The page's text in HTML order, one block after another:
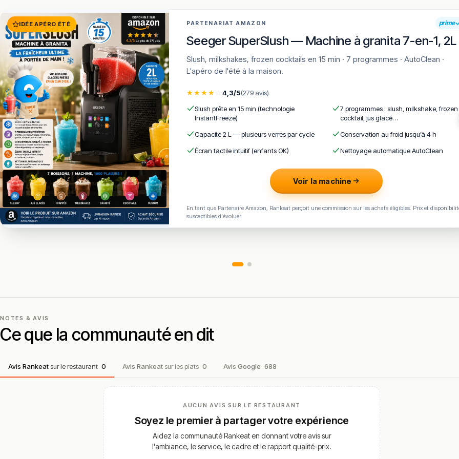
IDÉE APÉRO ÉTÉ PARTENARIAT AMAZON prime
Seeger SuperSlush — Machine à granita 7-en-1, 2L
Slush, milkshakes, frozen cocktails en 15 min · 7 programmes · AutoClean ·
L'apéro de l'été à la maison.
★★★★ ☆4,3/5(279 avis)
Slush prête en 15 min (technologie
InstantFreeze)
7 programmes : slush, milkshake, frozen
cocktail, jus glacé…
Capacité 2 L — plusieurs verres par cycle
Conservation au froid jusqu’à 4 h
Écran tactile intuitif (enfants OK)
Nettoyage automatique AutoClean
Voir la machine
En tant que Partenaire Amazon, Rankeat perçoit une commission sur les achats éligibles. Prix et
susceptibles d'évoluer.
NOTES & AVIS
Ce que la communauté en dit
Avis Rankeatsur le restaurant 0 Avis Rankeat sur les plats 0 Avis Google 688
AUCUN AVIS SUR LE RESTAURANT
Soyez le premier à partager votre expérience
Aidez la communauté Rankeat en donnant votre avis sur
l'ambiance, le service, le cadre et le rapport qualité-prix.